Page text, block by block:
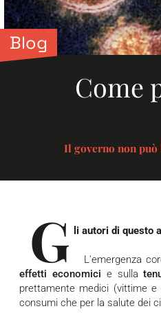
Blog
Come
Il governo non
G li autori di questo
L'emergenza
effetti economici e sulla
prettamente medici (vittime
consumi che per la salute dei